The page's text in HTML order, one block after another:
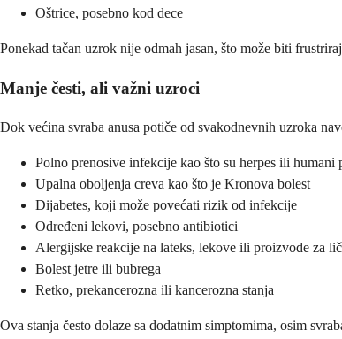
Oštrice, posebno kod dece
Ponekad tačan uzrok nije odmah jasan, što može biti
Manje česti, ali važni uzroci
Dok većina svraba anusa potiče od svakodnevnih uzroka
Polno prenosive infekcije kao što su herpes ili humani
Upalna oboljenja creva kao što je Kronova bolest
Dijabetes, koji može povećati rizik od infekcije
Određeni lekovi, posebno antibiotici
Alergijske reakcije na lateks, lekove ili proizvode za
Bolest jetre ili bubrega
Retko, prekancerozna ili kancerozna stanja
Ova stanja često dolaze sa dodatnim simptomima, osim